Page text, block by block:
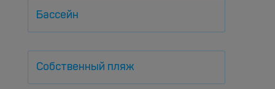
Бассейн
Собственный пляж